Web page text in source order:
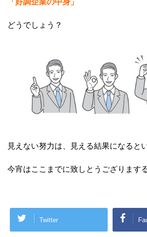
「好調企業の中身」
どうでしょう？
見えない努力は、見える結果になると
今宵はここまでに致しとうござりまする
Twitter